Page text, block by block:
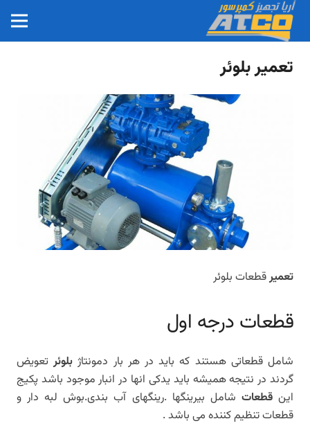
تعمیر بلوئر
تعمیرقطعات بلوئر
قطعات درجه اول
شامل قطعاتی هستند که باید در هر بار دمونتاژ بلوئرتعویض
گردند در نتیجه همیشه باید یدکی انها در انبار موجود باشد پکیج
اینقطعات شامل بیرینگها .رینگهای آب بندی.بوش لبه دار و
قطعات تنظیم کننده می باشد .